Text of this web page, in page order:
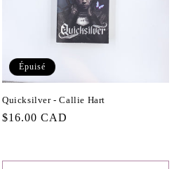
Épuisé
Quicksilver - Callie Hart
Prix
$16.00 CAD